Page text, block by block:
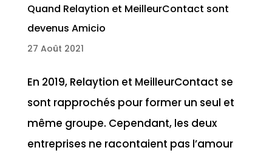
Quand Relaytion et MeilleurContact sont
devenus Amicio
27 Août 2021
En 2019, Relaytion et MeilleurContact se
sont rapprochés pour former un seul et
même groupe. Cependant, les deux
entreprises ne racontaient pas l’amour